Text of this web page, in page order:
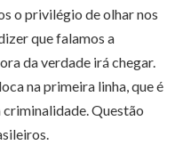
o privilégio de olhar nos
que falamos a
da verdade irá chegar.
na primeira linha, que é
Questão